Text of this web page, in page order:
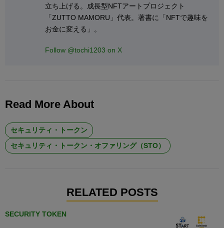
立ち上げる。成長型NFTアートプロジェクト
「ZUTTO MAMORU」代表。著書に「NFTで趣味を
お金に変える」。
Follow @tochi1203 on X
Read More About
セキュリティ・トークン
セキュリティ・トークン・オファリング（STO）
RELATED POSTS
SECURITY TOKEN